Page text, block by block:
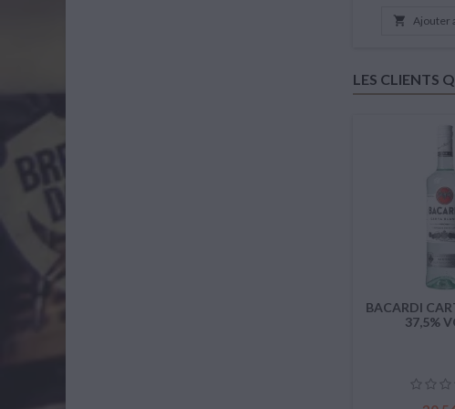
 Ajouter
LES CLIENTS
BACARDI
37,5%